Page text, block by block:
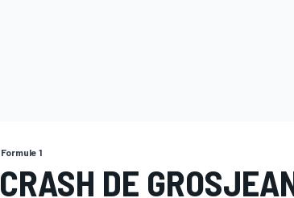
Formule 1
CRASH DE